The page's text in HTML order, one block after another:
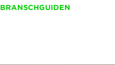
BRANSCHGUIDEN